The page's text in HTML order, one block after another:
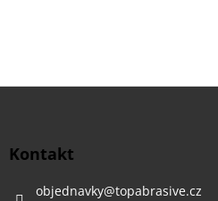
Z
Kontakt
objednavky@topabrasive.cz